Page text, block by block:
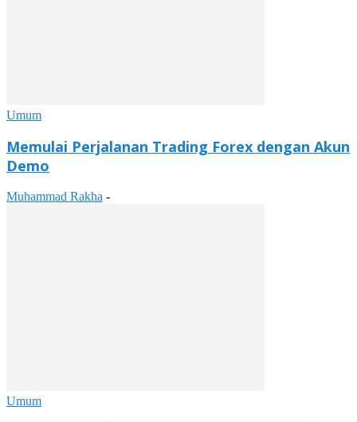
Umum
Memulai Perjalanan Trading Forex dengan Akun
Demo
Muhammad Rakha -
Umum